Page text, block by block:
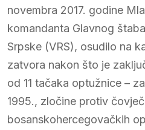
novembra 2017. godine
komandanta Glavnog
Srpske (VRS), osudilo na
zatvora nakon što je
od 11 tačaka optužnice –
1995., zločine protiv
bosanskohercegovačkih